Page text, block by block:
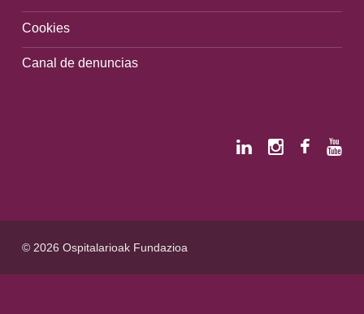
Cookies
Canal de denuncias
© 2026 Ospitalarioak Fundazioa